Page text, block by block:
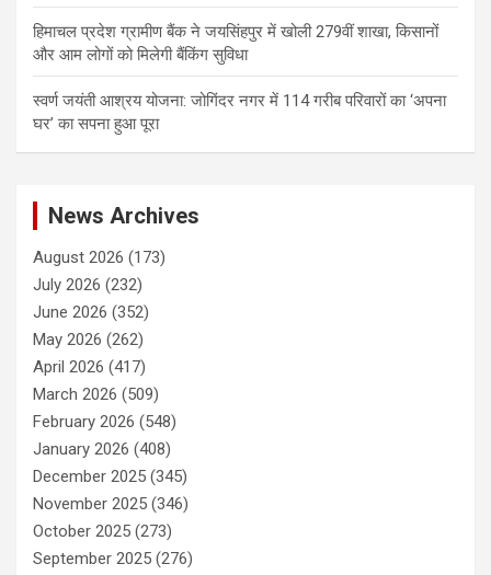
हिमाचल प्रदेश ग्रामीण बैंक ने जयसिंहपुर में खोली 279वीं शाखा, किसानों
और आम लोगों को मिलेगी बैंकिंग सुविधा
स्वर्ण जयंती आश्रय योजना: जोगिंदर नगर में 114 गरीब परिवारों का ‘अपना
घर’ का सपना हुआ पूरा
News Archives
August 2026 (173)
July 2026 (232)
June 2026 (352)
May 2026 (262)
April 2026 (417)
March 2026 (509)
February 2026 (548)
January 2026 (408)
December 2025 (345)
November 2025 (346)
October 2025 (273)
September 2025 (276)